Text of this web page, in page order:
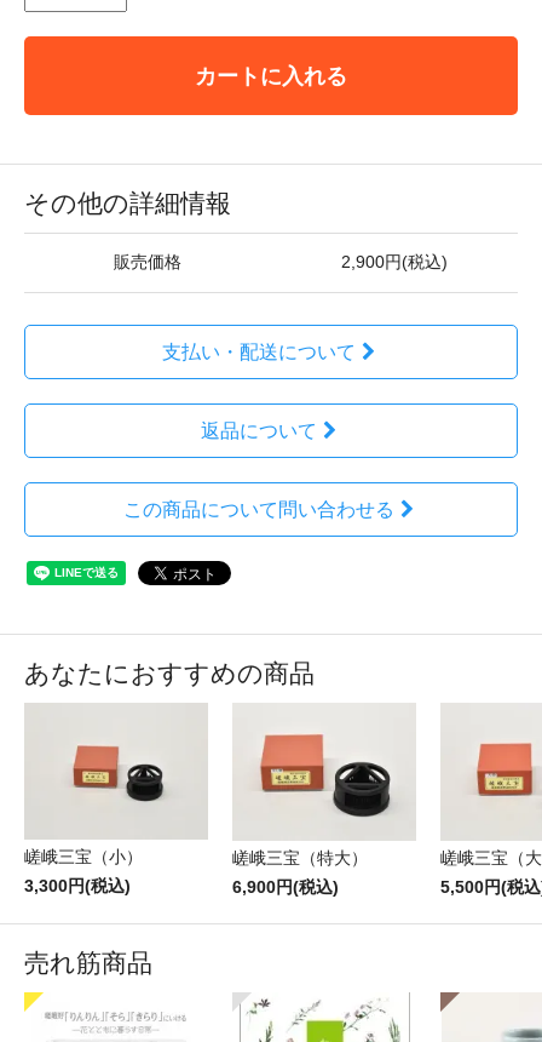
カートに入れる
その他の詳細情報
販売価格 2,900円(税込)
支払い・配送について
返品について
この商品について問い合わせる
あなたにおすすめの商品
嵯峨三宝（小）
3,300円(税込)
嵯峨三宝（特大）
6,900円(税込)
嵯峨三宝（
5,500円(税
売れ筋商品